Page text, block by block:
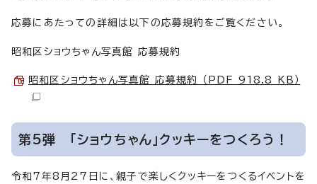
応募にあたっての詳細は以下の応募規約をご覧ください。
昭和区ショウちゃん写真館 応募規約
昭和区ショウちゃん写真館 応募規約 （PDF 918.8 KB）
第5弾 「ショウちゃん」クッキーをつくろう！
令和7年8月27日に、親子で楽しくクッキーをつくるイベントを